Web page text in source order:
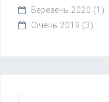
Березень 2020 (1)
Січень 2019 (3)